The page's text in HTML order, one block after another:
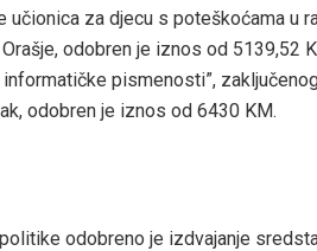
za djecu s poteškoćama u
odobren je iznos od 5139,52
pismenosti”,
odobren je iznos od 6430 KM.
odobreno je izdvajanje